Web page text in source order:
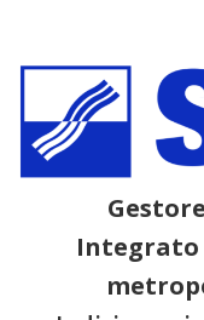
Integrato